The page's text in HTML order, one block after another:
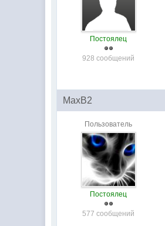
Постоялец
928 сообщений
MaxB2
Пользователь
Постоялец
577 сообщений